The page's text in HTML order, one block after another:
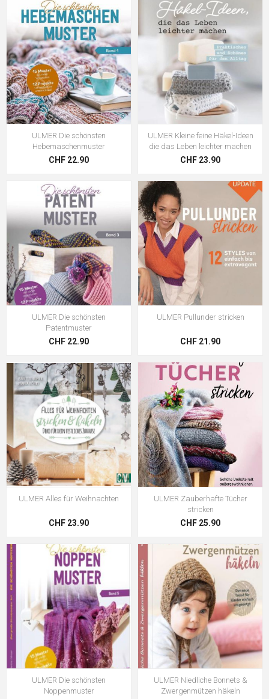
ULMER Die schönsten
Hebemaschenmuster
CHF 22.90
ULMER Kleine feine Häkel-Ideen
die das Leben leichter machen
CHF 23.90
ULMER Die schönsten
Patentmuster
CHF 22.90
ULMER Pullunder stricken
CHF 21.90
ULMER Alles für Weihnachten
CHF 23.90
ULMER Zauberhafte Tücher
stricken
CHF 25.90
ULMER Die schönsten
Noppenmuster
ULMER Niedliche Bonnets &
Zwergenmützen häkeln